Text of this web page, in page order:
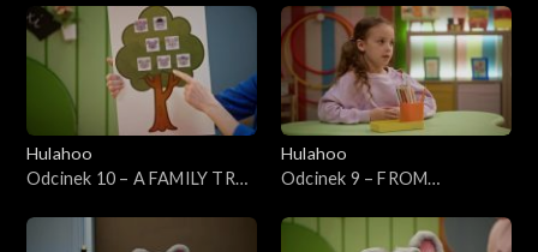
tygodnia
jest dziś pogoda?
Hulahoo
Odcinek 10 – A FAMILY TREE
Hulahoo
Odcinek 9 – FROM
rana do nocy